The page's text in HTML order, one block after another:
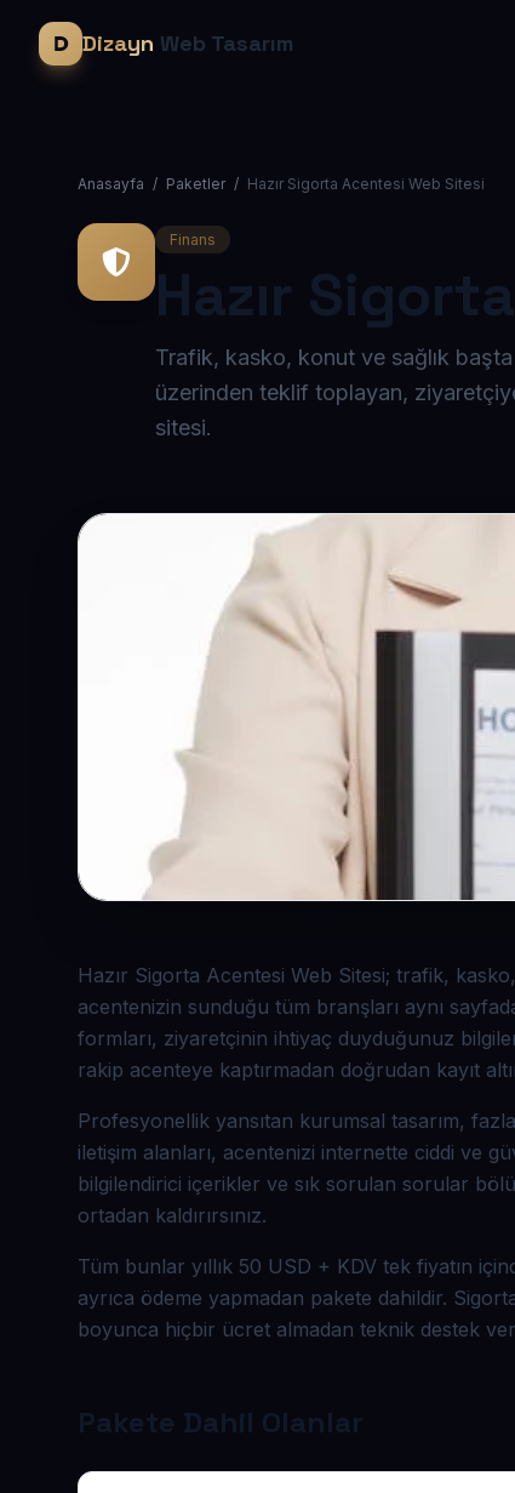
Dizayn Web Tasarım
Anasayfa / Paketler / Hazır Sigorta Acentesi Web Sitesi
Finans
Hazır
Trafik, kasko, konut ve sağlık
üzerinden teklif toplayan,
sitesi.
Hazır Sigorta Acentesi Web Sitesi; trafik,
acentenizin sunduğu tüm branşları aynı
formları, ziyaretçinin ihtiyaç duyduğunuz
rakip acenteye kaptırmadan doğrudan kayıt
Profesyonellik yansıtan kurumsal tasarım,
iletişim alanları, acentenizi internette ciddi ve
bilgilendirici içerikler ve sık sorulan sorular
ortadan kaldırırsınız.
Tüm bunlar yıllık 50 USD + KDV tek fiyatın
ayrıca ödeme yapmadan pakete dahildir.
boyunca hiçbir ücret almadan teknik destek
Pakete Dahil Olanlar